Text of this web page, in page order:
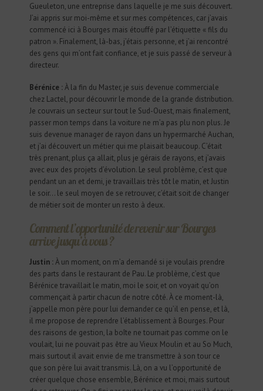
Gueuleton, une entreprise dans laquelle je me suis découvert.
J’ai appris sur moi-même et sur mes compétences, car j’avais
commencé ici à Bourges mais étouffé par l’étiquette « fils du
patron ». Finalement, là-bas, j’étais personne, et j’ai rencontré
des gens qui m’ont fait confiance, et je suis passé de serveur à
directeur.
Bérénice :À la fin du Master, je suis devenue commerciale
chez Lactel, pour découvrir le monde de la grande distribution.
Je couvrais un secteur sur tout le Sud-Ouest, mais finalement,
passer mon temps dans la voiture ne m’a pas plu non plus. Je
suis devenue manager de rayon dans un hypermarché Auchan,
et j’ai découvert un métier qui me plaisait beaucoup. C’était
très prenant, plus ça allait, plus je gérais de rayons, et j’avais
avec eux des projets d’évolution. Le seul problème, c’est que
pendant un an et demi, je travaillais très tôt le matin, et Justin
le soir… le seul moyen de se retrouver, c’était soit de changer
de métier soit de monter un resto à deux.
Comment l’opportunité de revenir sur Bourges
arrive jusqu’à vous ?
Justin :À un moment, on m’a demandé si je voulais prendre
des parts dans le restaurant de Pau. Le problème, c’est que
Bérénice travaillait le matin, moi le soir, et on voyait qu’on
commençait à partir chacun de notre côté. À ce moment-là,
j’appelle mon père pour lui demander ce qu’il en pense, et là,
il me propose de reprendre l’établissement à Bourges. Pour
des raisons de gestion, la boîte ne tournait pas comme on le
voulait, lui ne pouvait pas être au Vieux Moulin et au So Much,
mais surtout il avait envie de me transmettre à son tour ce
que son père lui avait transmis. Là, on a vu l’opportunité de
créer quelque chose ensemble, Bérénice et moi, mais surtout